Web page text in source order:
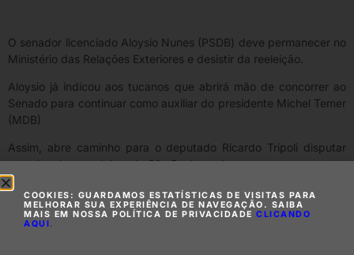
O senador licenciado Aloysio Nunes (PSDB) deve permanecer no
Ministério das Relações Exteriores e desistir da reeleição.
Aloysio já indicou aos tucanos que abrirá mão de concorrer ao
Senado para continuar como auxiliar do presidente Michel Temer
(MDB)
Assim, abre caminho para o deputado Ricardo Tripoli disputar
uma das duas cadeiras de São Paulo em jogo.
COOKIES: GUARDAMOS ESTATÍSTICAS DE VISITAS PARA
MELHORAR SUA EXPERIÊNCIA DE NAVEGAÇÃO. SAIBA
MAIS EM NOSSA POLÍTICA DE PRIVACIDADE CLICANDO
AQUI.